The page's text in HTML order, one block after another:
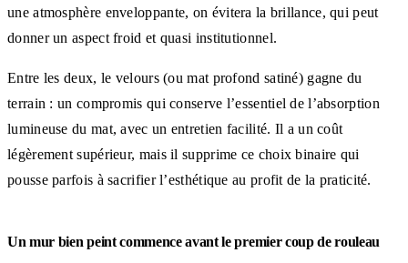
une atmosphère enveloppante, on évitera la brillance, qui peut
donner un aspect froid et quasi institutionnel.
Entre les deux, le velours (ou mat profond satiné) gagne du
terrain : un compromis qui conserve l’essentiel de l’absorption
lumineuse du mat, avec un entretien facilité. Il a un coût
légèrement supérieur, mais il supprime ce choix binaire qui
pousse parfois à sacrifier l’esthétique au profit de la praticité.
Un mur bien peint commence avant le premier coup de rouleau